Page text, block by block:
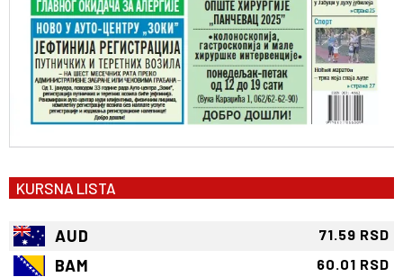
KURSNA LISTA
AUD 71.59 RSD
BAM 60.01 RSD